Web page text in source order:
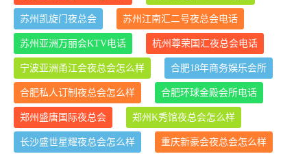
苏州凯旋门夜总会 苏州江南汇二号夜总会电话
苏州亚洲万丽会KTV电话 杭州尊荣国汇夜总会电话
宁波亚洲甬江会夜总会怎么样 合肥18年商务娱乐会所
合肥私人订制夜总会怎么样 合肥环球金殿会所电话
郑州盛唐国际夜总会 郑州K秀馆夜总会怎么样
长沙盛世星耀夜总会怎么样 重庆新豪会夜总会怎么样